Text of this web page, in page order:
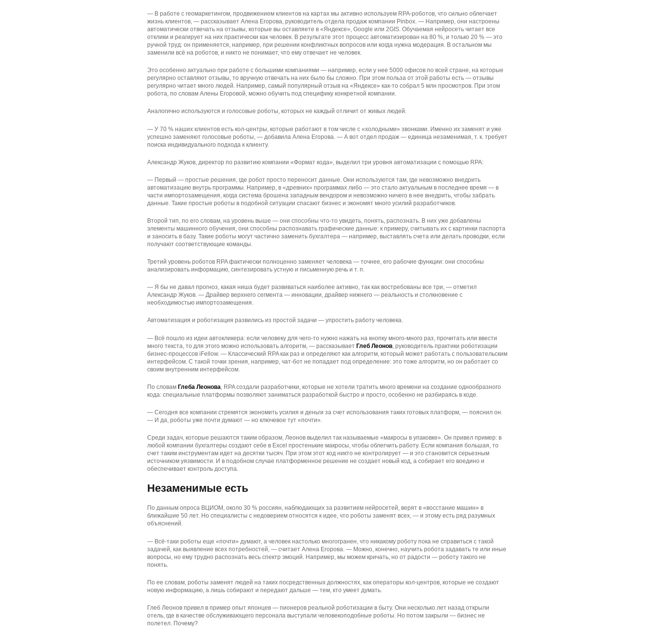
— В работе с геомаркетингом, продвижением клиентов на картах мы активно используем RPA-роботов, что сильно облегчает
жизнь клиентов, — рассказывает Алена Егорова, руководитель отдела продаж компании Pinbox. — Например, они настроены
автоматически отвечать на отзывы, которые вы оставляете в «Яндексе», Google или 2GIS. Обучаемая нейросеть читает все
отклики и реагирует на них практически как человек. В результате этот процесс автоматизирован на 80 %, и только 20 % — это
ручной труд: он применяется, например, при решении конфликтных вопросов или когда нужна модерация. В остальном мы
заменили всё на роботов, и никто не понимает, что ему отвечает не человек.
Это особенно актуально при работе с большими компаниями — например, если у нее 5000 офисов по всей стране, на которые
регулярно оставляют отзывы, то вручную отвечать на них было бы сложно. При этом польза от этой работы есть — отзывы
регулярно читает много людей. Например, самый популярный отзыв на «Яндексе» как-то собрал 5 млн просмотров. При этом
робота, по словам Алены Егоровой, можно обучить под специфику конкретной компании.
Аналогично используются и голосовые роботы, которых не каждый отличит от живых людей.
— У 70 % наших клиентов есть кол-центры, которые работают в том числе с «холодными» звонками. Именно их заменят и уже
успешно заменяют голосовые роботы, — добавила Алена Егорова. — А вот отдел продаж — единица незаменимая, т. к. требует
поиска индивидуального подхода к клиенту.
Александр Жуков, директор по развитию компании «Формат кода», выделил три уровня автоматизации с помощью RPA:
— Первый — простые решения, где робот просто переносит данные. Они используются там, где невозможно внедрить
автоматизацию внутрь программы. Например, в «древних» программах либо — это стало актуальным в последнее время — в
части импортозамещения, когда система брошена западным вендором и невозможно ничего в нее внедрить, чтобы забрать
данные. Такие простые роботы в подобной ситуации спасают бизнес и экономят много усилий разработчиков.
Второй тип, по его словам, на уровень выше — они способны что-то увидеть, понять, распознать. В них уже добавлены
элементы машинного обучения, они способны распознавать графические данные: к примеру, считывать их с картинки паспорта
и заносить в базу. Такие роботы могут частично заменить бухгалтера — например, выставлять счета или делать проводки, если
получают соответствующие команды.
Третий уровень роботов RPA фактически полноценно заменяет человека — точнее, его рабочие функции: они способны
анализировать информацию, синтезировать устную и письменную речь и т. п.
— Я бы не давал прогноз, какая ниша будет развиваться наиболее активно, так как востребованы все три, — отметил
Александр Жуков. — Драйвер верхнего сегмента — инновации, драйвер нижнего — реальность и столкновение с
необходимостью импортозамещения.
Автоматизация и роботизация развились из простой задачи — упростить работу человека.
— Всё пошло из идеи автокликера: если человеку для чего-то нужно нажать на кнопку много-много раз, прочитать или ввести
много текста, то для этого можно использовать алгоритм, — рассказываетГлеб Леонов , руководитель практики роботизации
бизнес-процессов iFellow. — Классический RPA как раз и определяют как алгоритм, который может работать с пользовательским
интерфейсом. С такой точки зрения, например, чат-бот не попадает под определение: это тоже алгоритм, но он работает со
своим внутренним интерфейсом.
По словамГлеба Леонова , RPA создали разработчики, которые не хотели тратить много времени на создание однообразного
кода: специальные платформы позволяют заниматься разработкой быстро и просто, особенно не разбираясь в коде.
— Сегодня все компании стремятся экономить усилия и деньги за счет использования таких готовых платформ, — пояснил он.
— И да, роботы уже почти думают — но ключевое тут «почти».
Среди задач, которые решаются таким образом, Леонов выделил так называемые «макросы в упаковке». Он привел пример: в
любой компании бухгалтеры создают себе в Excel простенькие макросы, чтобы облегчить работу. Если компания большая, то
счет таким инструментам идет на десятки тысяч. При этом этот код никто не контролирует — и это становится серьезным
источником уязвимости. И в подобном случае платформенное решение не создает новый код, а собирает его воедино и
обеспечивает контроль доступа.
Незаменимые есть
По данным опроса ВЦИОМ, около 30 % россиян, наблюдающих за развитием нейросетей, верят в «восстание машин» в
ближайшие 50 лет. Но специалисты с недоверием относятся к идее, что роботы заменят всех, — и этому есть ряд разумных
объяснений.
— Всё-таки роботы еще «почти» думают, а человек настолько многогранен, что никакому роботу пока не справиться с такой
задачей, как выявление всех потребностей, — считает Алена Егорова. — Можно, конечно, научить робота задавать те или иные
вопросы, но ему трудно распознать весь спектр эмоций. Например, мы можем кричать, но от радости — роботу такого не
понять.
По ее словам, роботы заменят людей на таких посредственных должностях, как операторы кол-центров, которые не создают
новую информацию, а лишь собирают и передают дальше — тем, кто умеет думать.
Глеб Леонов привел в пример опыт японцев — пионеров реальной роботизации в быту. Они несколько лет назад открыли
отель, где в качестве обслуживающего персонала выступали человекоподобные роботы. Но потом закрыли — бизнес не
полетел. Почему?